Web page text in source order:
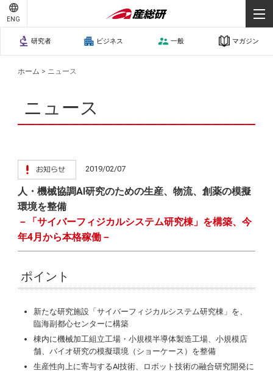
ENG
研究者 ビジネス 一般 マガジン
ホーム > ニュース
ニュース
2019/02/07
人・機械協調AI研究のための生産、物流、創薬の模擬
環境を整備
－「サイバーフィジカルシステム研究棟」を構築、今
年4月から本格稼働－
ポイント
新たな研究施設「サイバーフィジカルシステム研究棟」を、
臨海副都心センターに構築
棟内に機械加工組立工場・小規模半導体製造工場、小規模店
舗、バイオ研究の模擬環境（ショーケース）を整備
生産性向上に寄与するAI技術、ロボット技術の融合研究開発に